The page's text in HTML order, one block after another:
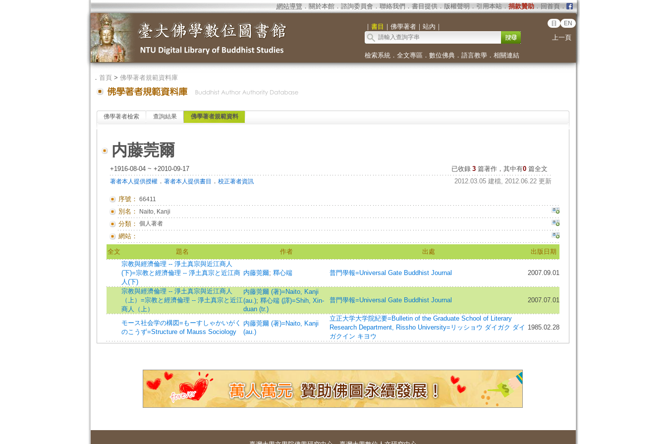
網站導覽 ． 關於本館． 諮詢委員會． 聯絡我們 ． 書目提供． 版權聲明 ． 引用本站． 捐款贊助．回首頁．
｜ 書目 ｜ 佛學著者｜ 站內 ｜ 日 EN
上一頁
檢索系統． 全文專區 ． 數位佛典． 語言教學． 相關連結
． 首頁> 佛學著者規範資料庫
佛學著者檢索 查詢結果 佛學著者規範資料
内藤莞爾
+1916-08-04 ~ +2010-09-17 已收錄 3 篇著作，其中有0篇全文
著者本人提供授權． 著者本人提供書目 ． 校正著者資訊 2012.03.05 建檔, 2012.06.22 更新
序號： 66411
別名： Naito, Kanji
分類： 個人著者
網站：
全文 題名 作者 出處
出版日期
宗教與經濟倫理 -- 淨土真宗與近江商人
(下)=宗教と經濟倫理 -- 淨土真宗と近江商
人(下)
内藤莞爾; 釋心端 普門學報=Universal Gate Buddhist Journal 2007.09.01
宗教與經濟倫理 -- 淨土真宗與近江商人
（上）=宗教と經濟倫理 -- 淨土真宗と近江
商人（上）
内藤莞爾 (著)=Naito, Kanji
(au.); 釋心端 (譯)=Shih, Xin-
duan (tr.)
普門學報=Universal Gate Buddhist Journal 2007.07.01
モース社会学の構図=もーすしゃかいがく
のこうず=Structure of Mauss Sociology
内藤莞爾 (著)=Naito, Kanji
(au.)
立正大学大学院紀要=Bulletin of the Graduate School of Literary
Research Department, Rissho University=リッショウ ダイガク ダイ
ガクイン キヨウ
1985.02.28